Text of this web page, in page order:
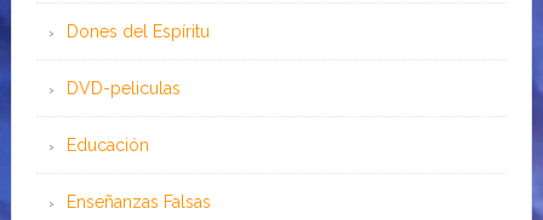
Dones del Espíritu
DVD-peliculas
Educación
Enseñanzas Falsas